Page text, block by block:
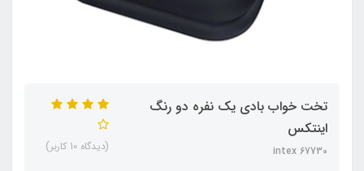
تخت خواب بادی یک نفره دو رنگ
اینتکس
intex 67730 (دیدگاه 10 کاربر)